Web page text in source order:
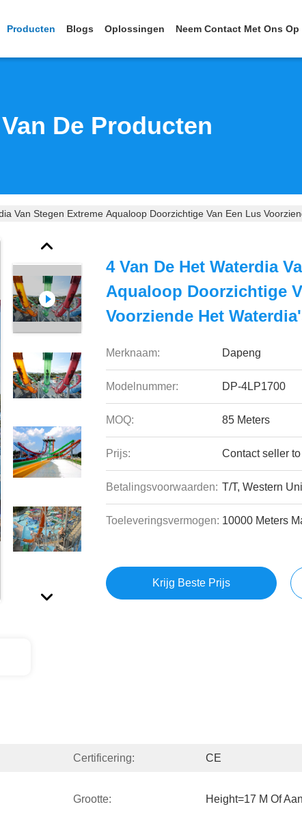
Producten Blogs Oplossingen Neem Contact Met Ons Op
De Producten
Van Stegen Extreme Aqualoop Doorzichtige Van Een Lus
4 Van De Het Waterdia
Aqualoop Doorzichtige
Voorziende Het
Merknaam: Dapeng
Modelnummer: DP-4LP1700
MOQ: 85 Meters
Prijs: Contact seller
Betalingsvoorwaarden: T/T, Western
Toeleveringsvermogen: 10000 Meters
Krijg Beste Prijs
Certificering: CE
Grootte: Height=17 M Of